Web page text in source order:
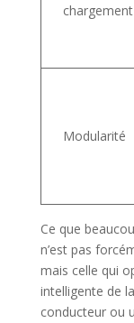
chargement
Modularité
Ce que
n’est pas
mais celle qui
intelligente de
conducteur ou